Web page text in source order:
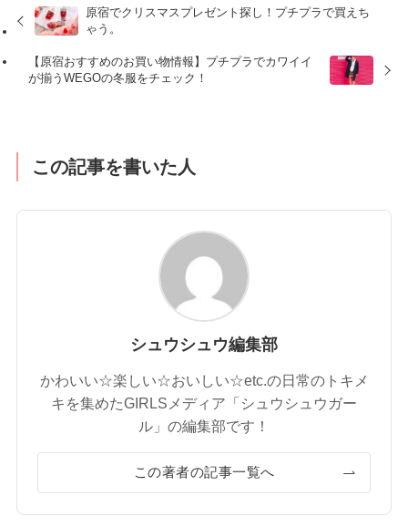
原宿でクリスマスプレゼント探し！プチプラで買えち
ゃう。
【原宿おすすめのお買い物情報】プチプラでカワイイ
が揃うWEGOの冬服をチェック！
この記事を書いた人
シュウシュウ編集部
かわいい☆楽しい☆おいしい☆etc.の日常のトキメ
キを集めたGIRLSメディア「シュウシュウガー
ル」の編集部です！
この著者の記事一覧へ